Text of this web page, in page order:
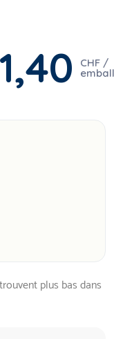
CHF /
plus bas dans